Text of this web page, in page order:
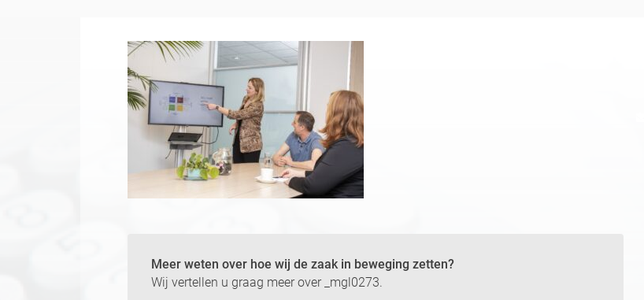
Meer weten over hoe wij de zaak in beweging zetten?
Wij vertellen u graag meer over _mgl0273.